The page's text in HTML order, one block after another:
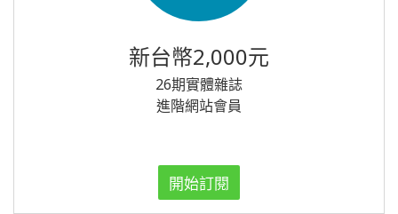
新台幣2,000元
26期實體雜誌
進階網站會員
開始訂閱